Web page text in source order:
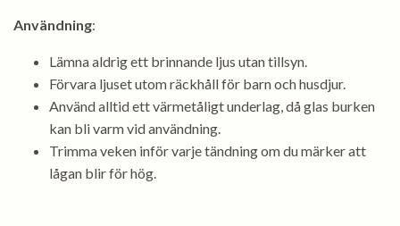
Användning:
Lämna aldrig ett brinnande ljus utan tillsyn.
Förvara ljuset utom räckhåll för barn och husdjur.
Använd alltid ett värmetåligt underlag, då glas burken
kan bli varm vid användning.
Trimma veken inför varje tändning om du märker att
lågan blir för hög.